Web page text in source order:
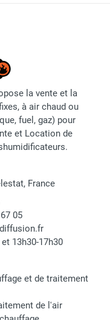
la vente et la
à air chaud ou
fuel, gaz) pour
et Location de
France
05
13h30-17h30
et de traitement
de l'air